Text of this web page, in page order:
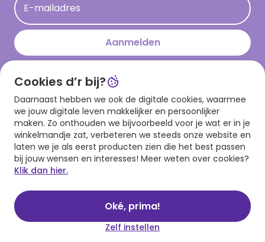
Persberichten
Hallmark en Kinderpostzegels
E-mailadres
Aanmelden
Download onze app
Cookies d’r bij?
Daarnaast hebben we ook de digitale cookies, waarmee
we jouw digitale leven makkelijker en persoonlijker
maken. Zo onthouden we bijvoorbeeld voor je wat er in je
winkelmandje zat, verbeteren we steeds onze website en
laten we je als eerst producten zien die het best passen
bij jouw wensen en interesses! Meer weten over cookies?
Klik dan hier.
Oké, prima!
Zelf instellen